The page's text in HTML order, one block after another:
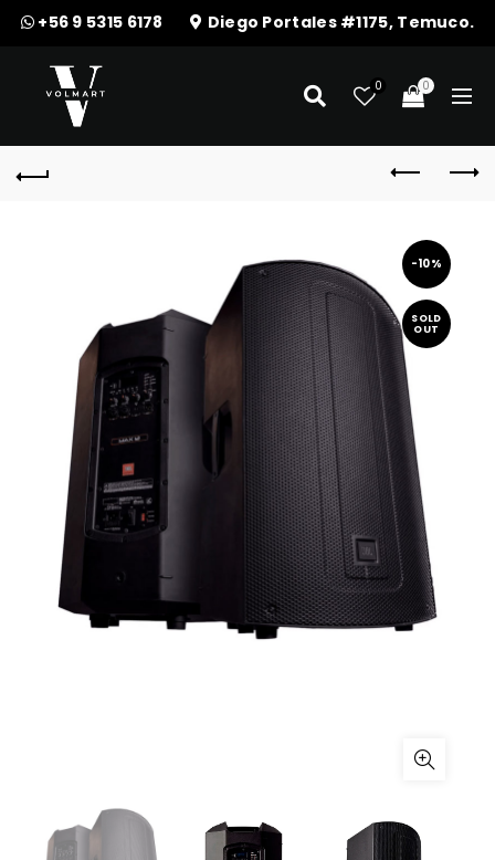
+56 9 5315 6178 Diego Portales #1175, Temuco.
0 0
-10%
SOLD
OUT